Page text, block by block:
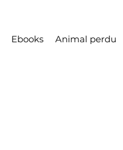
Ebooks Animal perdu